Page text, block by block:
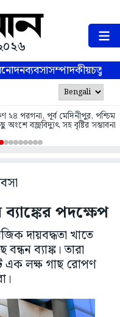
ব্যবসাসম্পাদকীয়
২৪ পরগনা, পূর্ব মেদিনীপুর, পশ্চিম
অংশে বজ্রবিদ্যুৎ সহ বৃষ্টির সম্ভাবনা
পদক্ষেপ
দায়বদ্ধতা খাতে
ব্যাঙ্ক। তারা
এক লক্ষ গাছ রোপণ